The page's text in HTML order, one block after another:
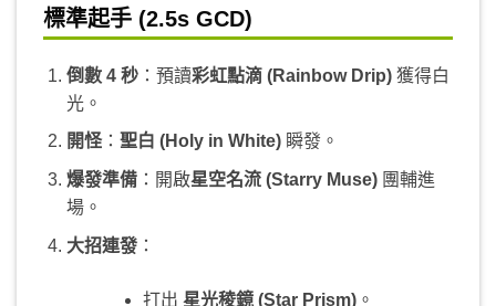
標準起手 (2.5s GCD)
倒數 4 秒：預讀彩虹點滴 (Rainbow Drip)獲得白
光。
開怪： 聖白 (Holy in White)瞬發。
爆發準備：開啟星空名流 (Starry Muse)團輔進
場。
大招連發：
打出 星光稜鏡 (Star Prism)。